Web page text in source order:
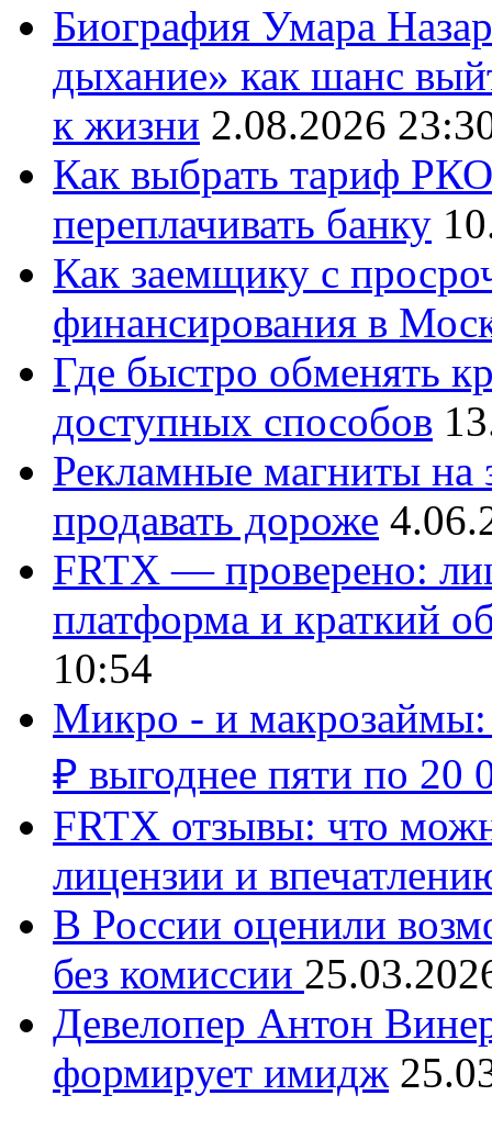
Биография Умара
дыхание» как шанс
к жизни 2.08.2026
Как выбрать тариф
переплачивать банку
Как заемщику с
финансирования в
Где быстро обменять
доступных способов
Рекламные магниты на
продавать дороже
FRTX — проверено:
платформа и краткий
10:54
Микро - и макрозаймы:
₽ выгоднее пяти по 20
FRTX отзывы: что
лицензии и
В России оценили
без комиссии
Девелопер Антон
формирует имидж